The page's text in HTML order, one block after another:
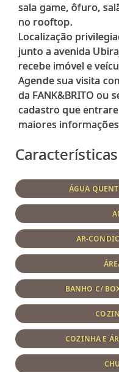
sala game, ôfuro,
no rooftop.
Localização
junto a avenida
recebe imóvel e
Agende sua visita
da FANK&BRITO ou
cadastro que
Características
ÁGUA
AR-
BANHO C/
COZINHA E